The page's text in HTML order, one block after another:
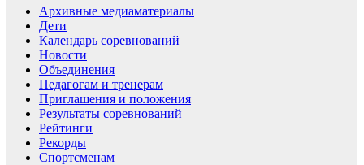
Архивные медиаматериалы
Дети
Календарь соревнований
Новости
Объединения
Педагогам и тренерам
Приглашения и положения
Результаты соревнований
Рейтинги
Рекорды
Спортсменам